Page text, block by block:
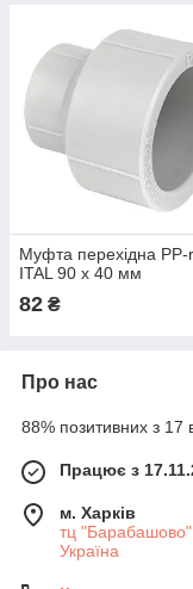
Муфта перехідна PP-r
ITAL 90 x 40 мм
82 ₴
Про нас
88% позитивних з 17
Працює з
м. Харків
тц
Україна